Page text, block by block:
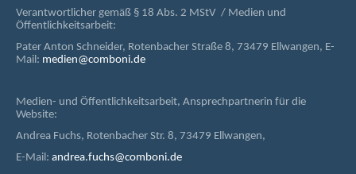
Verantwortlicher gemäß § 18 Abs. 2 MStV / Medien und
Öffentlichkeitsarbeit:
Pater Anton Schneider, Rotenbacher Straße 8, 73479 Ellwangen, E-
Mail: medien@comboni.de
Medien- und Öffentlichkeitsarbeit, Ansprechpartnerin für die
Website:
Andrea Fuchs, Rotenbacher Str. 8, 73479 Ellwangen,
E-Mail: andrea.fuchs@comboni.de